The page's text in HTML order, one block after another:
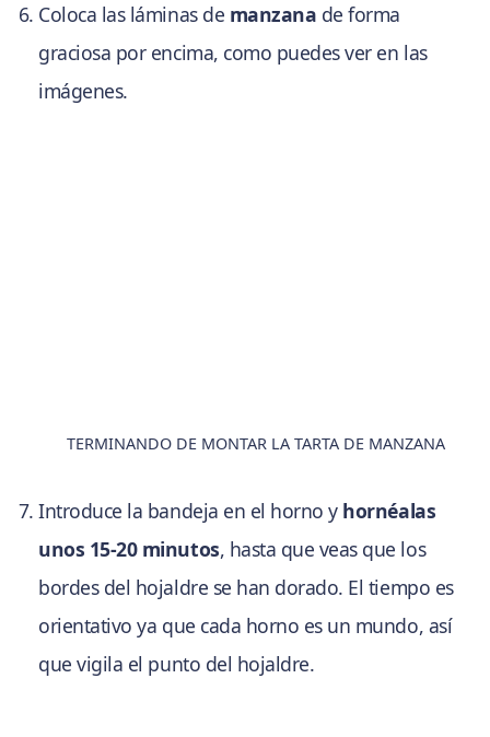
Coloca las láminas de manzana de forma
graciosa por encima, como puedes ver en las
imágenes.
TERMINANDO DE MONTAR LA TARTA DE MANZANA
Introduce la bandeja en el horno y hornéalas
unos 15-20 minutos, hasta que veas que los
bordes del hojaldre se han dorado. El tiempo es
orientativo ya que cada horno es un mundo, así
que vigila el punto del hojaldre.